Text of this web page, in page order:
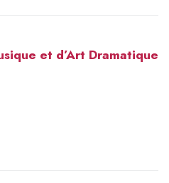
et d’Art Dramatique